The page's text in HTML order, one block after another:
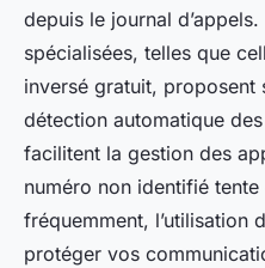
depuis le journal
spécialisées, telles que
inversé gratuit, proposent
détection automatique
facilitent la gestion des
numéro non identifié
fréquemment, l’utilisation
protéger vos